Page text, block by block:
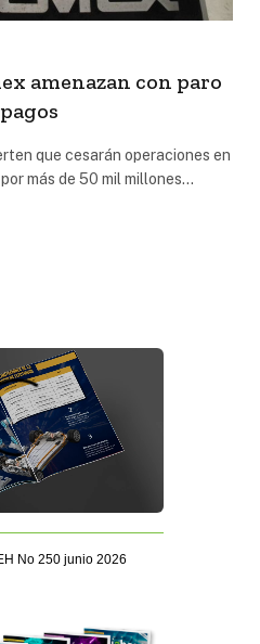
amenazan con paro
que cesarán operaciones en
más de 50 mil millones…
No 250 junio 2026